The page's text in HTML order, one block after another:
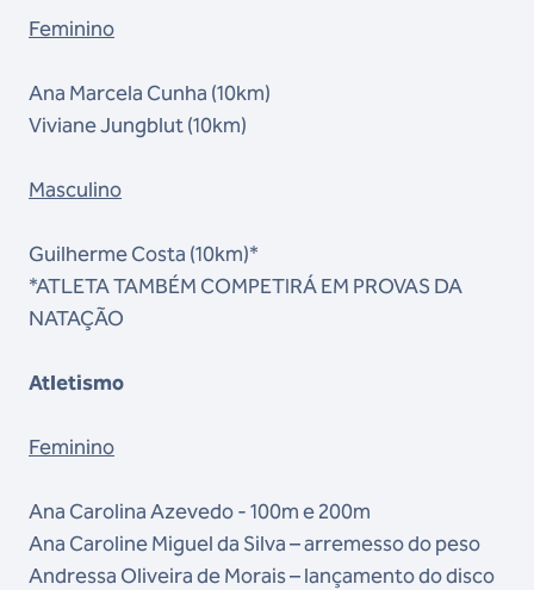
Feminino
Ana Marcela Cunha (10km)
Viviane Jungblut (10km)
Masculino
Guilherme Costa (10km)*
*ATLETA TAMBÉM COMPETIRÁ EM PROVAS DA
NATAÇÃO
Atletismo
Feminino
Ana Carolina Azevedo - 100m e 200m
Ana Caroline Miguel da Silva – arremesso do peso
Andressa Oliveira de Morais – lançamento do disco